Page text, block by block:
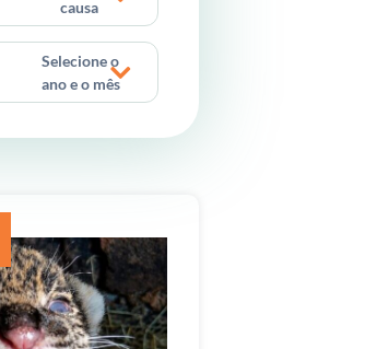
causa
Selecione o
ano e o mês